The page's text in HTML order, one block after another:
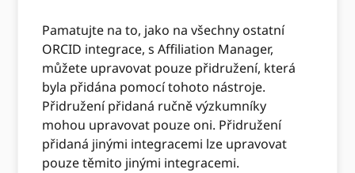
Pamatujte na to, jako na všechny ostatní
ORCID integrace, s Affiliation Manager,
můžete upravovat pouze přidružení, která
byla přidána pomocí tohoto nástroje.
Přidružení přidaná ručně výzkumníky
mohou upravovat pouze oni. Přidružení
přidaná jinými integracemi lze upravovat
pouze těmito jinými integracemi.